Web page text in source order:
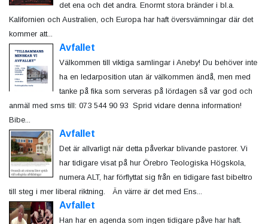
det ena och det andra. Enormt stora bränder i bl.a.
Kalifornien och Australien, och Europa har haft översvämningar där det
kommer att...
Avfallet
Välkommen till viktiga samlingar i Aneby! Du behöver inte
ha en ledarposition utan är välkommen ändå, men med
tanke på fika som serveras på lördagen så var god och
anmäl med sms till: 073 544 90 93 Sprid vidare denna information!
Bibe...
Avfallet
Det är allvarligt när detta påverkar blivande pastorer. Vi
har tidigare visat på hur Örebro Teologiska Högskola,
numera ALT, har förflyttat sig från en tidigare fast bibeltro
till steg i mer liberal riktning. Än värre är det med Ens...
Avfallet
Han har en agenda som ingen tidigare påve har haft.